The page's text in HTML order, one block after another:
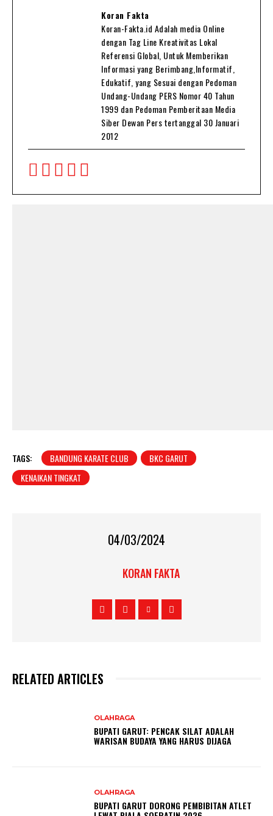
Koran Fakta
Koran-Fakta.id Adalah media Online
dengan Tag Line Kreativitas Lokal
Referensi Global, Untuk Memberikan
Informasi yang Berimbang,Informatif,
Edukatif, yang Sesuai dengan Pedoman
Undang-Undang PERS Nomor 40 Tahun
1999 dan Pedoman Pemberitaan Media
Siber Dewan Pers tertanggal 30 Januari
2012
TAGS: BANDUNG KARATE CLUB
BKC GARUT
KENAIKAN TINGKAT
04/03/2024
KORAN FAKTA
RELATED ARTICLES
OLAHRAGA
BUPATI GARUT: PENCAK SILAT ADALAH
WARISAN BUDAYA YANG HARUS DIJAGA
OLAHRAGA
BUPATI GARUT DORONG PEMBIBITAN ATLET